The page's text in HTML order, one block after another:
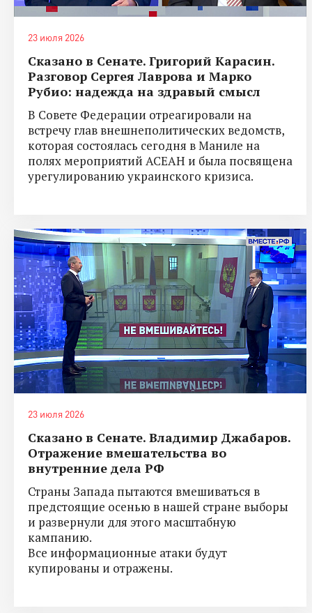
23 июля 2026
Сказано в Сенате. Григорий Карасин.
Разговор Сергея Лаврова и Марко
Рубио: надежда на здравый смысл
В Совете Федерации отреагировали на
встречу глав внешнеполитических ведомств,
которая состоялась сегодня в Маниле на
полях мероприятий АСЕАН и была посвящена
урегулированию украинского кризиса.
23 июля 2026
Сказано в Сенате. Владимир Джабаров.
Отражение вмешательства во
внутренние дела РФ
Страны Запада пытаются вмешиваться в
предстоящие осенью в нашей стране выборы
и развернули для этого масштабную
кампанию.
Все информационные атаки будут
купированы и отражены.